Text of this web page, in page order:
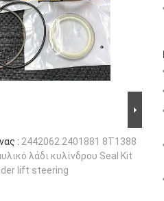
: 2442062 2401881 8T1388
λάδι κυλίνδρου Seal Kit
lift steering